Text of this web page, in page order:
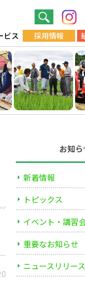
ビス 採用情報
お知ら
新着情報
トピックス
イベント・講習
重要なお知らせ
ニュースリリース